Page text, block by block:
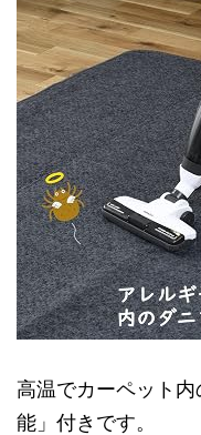
高温でカーペット
能」付きです。